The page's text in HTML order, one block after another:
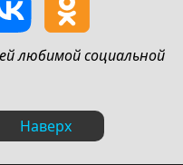
любимой социальной
Наверх